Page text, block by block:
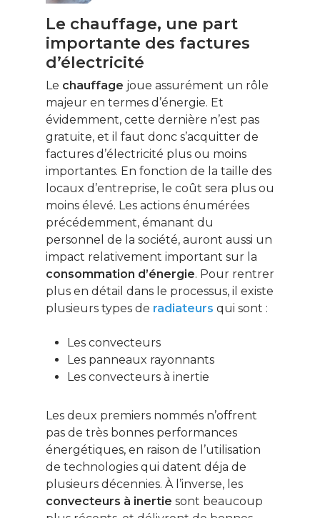
Le chauffage, une part
importante des factures
d’électricité
Le chauffage joue assurément un rôle
majeur en termes d’énergie. Et
évidemment, cette dernière n’est pas
gratuite, et il faut donc s’acquitter de
factures d’électricité plus ou moins
importantes. En fonction de la taille des
locaux d’entreprise, le coût sera plus ou
moins élevé. Les actions énumérées
précédemment, émanant du
personnel de la société, auront aussi un
impact relativement important sur la
consommation d’énergie. Pour rentrer
plus en détail dans le processus, il existe
plusieurs types de radiateurs qui sont :
Les convecteurs
Les panneaux rayonnants
Les convecteurs à inertie
Les deux premiers nommés n’offrent
pas de très bonnes performances
énergétiques, en raison de l’utilisation
de technologies qui datent déja de
plusieurs décennies. À l’inverse, les
convecteurs à inertie sont beaucoup
intéresse ? Cliquez
pour vous inscrire à
newsletter !
Énergie